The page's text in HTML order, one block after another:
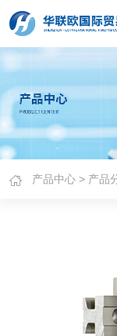
产品中心 > 产品